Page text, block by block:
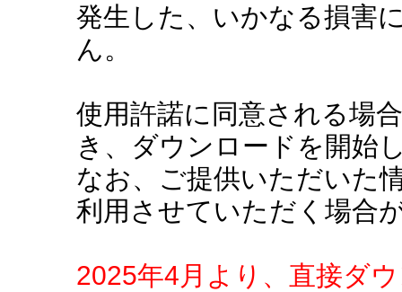
発生した、いかなる損害
ん。
使用許諾に同意される場
き、ダウンロードを開始
なお、ご提供いただいた
利用させていただく場合
2025年4月より、直接ダ